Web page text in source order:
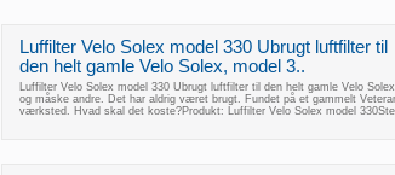
Luffilter Velo Solex model 330 Ubrugt luftfilter til
den helt gamle Velo Solex, model 3..
Luffilter Velo Solex model 330 Ubrugt luftfilter til den helt gamle Velo
og måske andre. Det har aldrig været brugt. Fundet på et gammelt
værksted. Hvad skal det koste?Produkt: Luffilter Velo Solex model